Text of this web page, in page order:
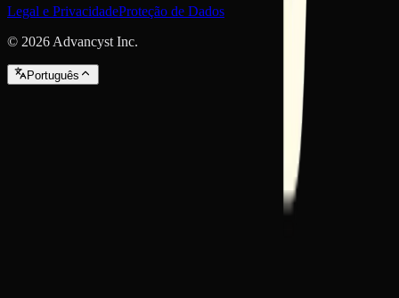
Legal e PrivacidadeProteção de Dados
© 2026 Advancyst Inc.
Português